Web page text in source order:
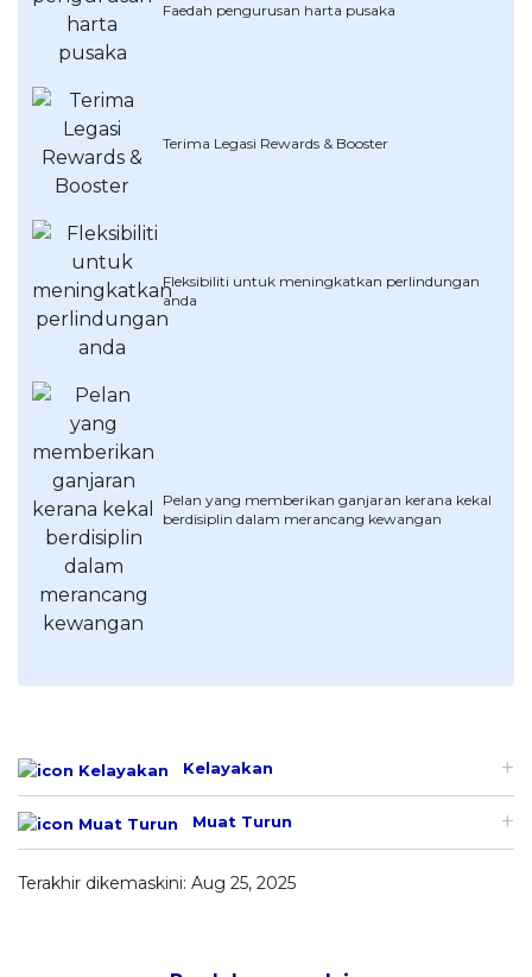
Promo OCBC - Hadiah Pilihan Anda
Artikel Terkini
Pinjaman Peribadi
Kad
Insurans
Pelaburan
Pengurusan Kewangan
Pinjaman Perumahan
Pinjaman Kereta
Gaya Hidup
SPECIAL PROMO
RHB Bank Kad Kredit
Faedah pengurusan harta pusaka
Terima Legasi Rewards & Booster
Fleksibiliti untuk meningkatkan perlindungan
anda
Pelan yang memberikan ganjaran kerana kekal
berdisiplin dalam merancang kewangan
Kelayakan
Muat Turun
Terakhir dikemaskini: Aug 25, 2025